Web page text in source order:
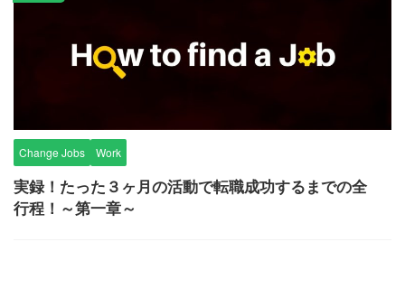
Change Jobs Work
実録！たった３ヶ月の活動で転職成功するまでの全
行程！～第一章～